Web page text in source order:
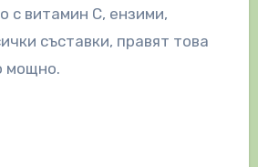
с витамин С, ензими,
съставки, правят това
мощно.